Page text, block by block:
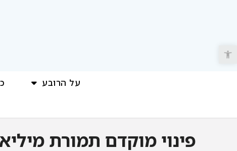
פתח סרגל נגישות
על הרובע
פינוי מוקדם תמורת